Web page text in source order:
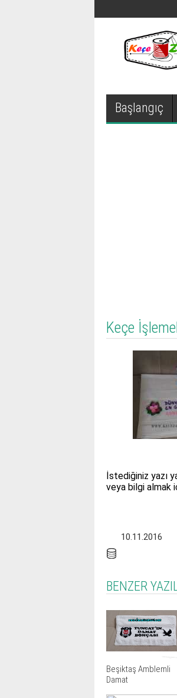
Başlangıç
Keçe
İstediğiniz yazı
veya bilgi almak
10.11.2016
BENZER
Beşiktaş Amblemli
Damat